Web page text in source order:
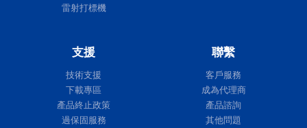
雷射打標機
支援
技術支援
下載專區
產品終止政策
過保固服務
聯繫
客戶服務
成為代理商
產品諮詢
其他問題